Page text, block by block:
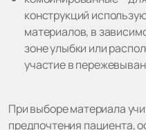
конструкций
материалов, в
зоне улыбки или
участие в
При выборе материала
предпочтения пациента,